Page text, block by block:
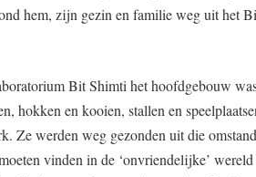
hem, zijn gezin en familie weg uit het
Bit Shimti het hoofdgebouw
hokken en kooien, stallen en
Ze werden weg gezonden uit die
vinden in de ‘onvriendelijke’ wereld